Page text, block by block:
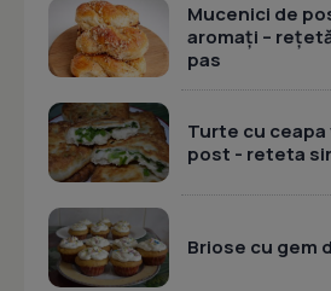
Mucenici de
aromați –
pas
Turte cu
post - reteta
Briose cu gem